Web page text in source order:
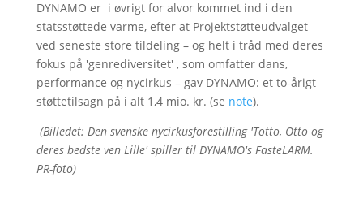
DYNAMO er i øvrigt for alvor kommet ind i den
statsstøttede varme, efter at Projektstøtteudvalget
ved seneste store tildeling – og helt i tråd med deres
fokus på 'genrediversitet' , som omfatter dans,
performance og nycirkus – gav DYNAMO: et to-årigt
støttetilsagn på i alt 1,4 mio. kr. (se note).
(Billedet: Den svenske nycirkusforestilling 'Totto, Otto og
deres bedste ven Lille' spiller til DYNAMO's FasteLARM.
PR-foto)